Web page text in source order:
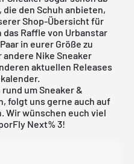
den Schuh anbieten,
Shop-Übersicht für
Raffle von Urbanstar
in eurer Größe zu
andere Nike Sneaker
aktuellen Releases
.
um Sneaker &
folgt uns gerne auch auf
Wir wünschen euch viel
Next% 3!